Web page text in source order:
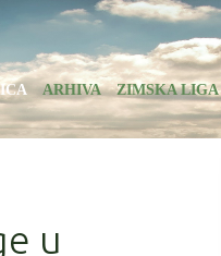
ARHIVA ZIMSKA LIGA
u